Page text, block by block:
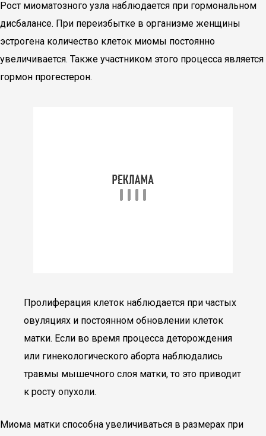
Рост миоматозного узла наблюдается при гормональном
дисбалансе. При переизбытке в организме женщины
эстрогена количество клеток миомы постоянно
увеличивается. Также участником этого процесса является
гормон прогестерон.
Пролиферация клеток наблюдается при частых
овуляциях и постоянном обновлении клеток
матки. Если во время процесса деторождения
или гинекологического аборта наблюдались
травмы мышечного слоя матки, то это приводит
к росту опухоли.
Миома матки способна увеличиваться в размерах при